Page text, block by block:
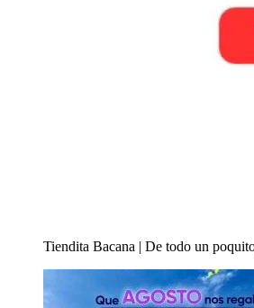
Tiendita Bacana | De todo un